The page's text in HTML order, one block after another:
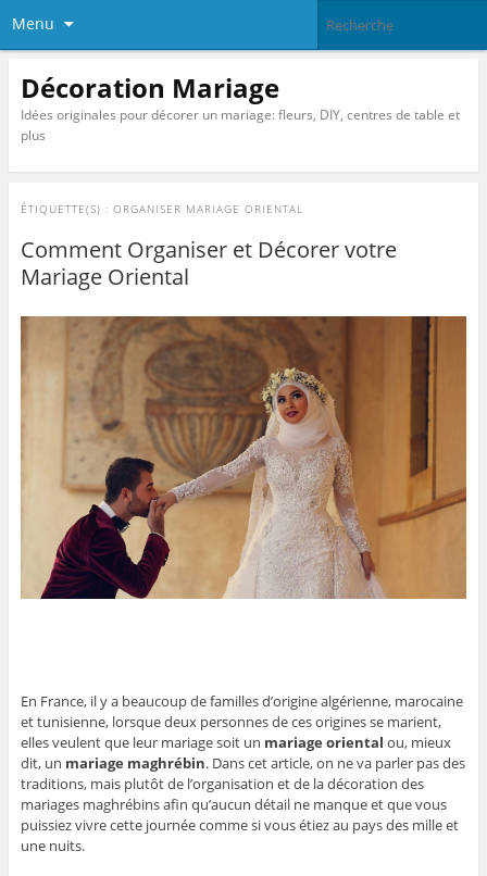
Menu
Décoration Mariage
Idées originales pour décorer un mariage: fleurs, DIY, centres de table et
plus
ÉTIQUETTE(S) : ORGANISER MARIAGE ORIENTAL
Comment Organiser et Décorer votre
Mariage Oriental
En France, il y a beaucoup de familles d’origine algérienne, marocaine
et tunisienne, lorsque deux personnes de ces origines se marient,
elles veulent que leur mariage soit un mariage oriental ou, mieux
dit, un mariage maghrébin. Dans cet article, on ne va parler pas des
traditions, mais plutôt de l’organisation et de la décoration des
mariages maghrébins afin qu’aucun détail ne manque et que vous
puissiez vivre cette journée comme si vous étiez au pays des mille et
une nuits.